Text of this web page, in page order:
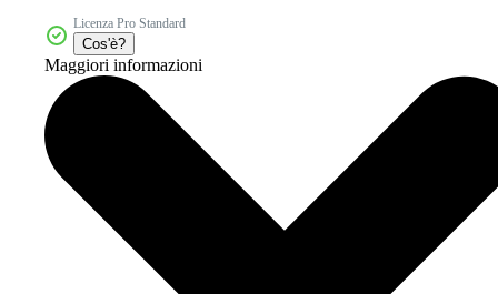
Licenza Pro Standard
Cos'è?
Maggiori informazioni